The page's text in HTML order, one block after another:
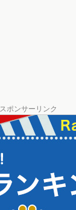
スポンサーリンク